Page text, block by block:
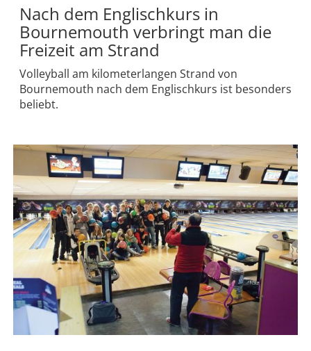
Nach dem Englischkurs in
Bournemouth verbringt man die
Freizeit am Strand
Volleyball am kilometerlangen Strand von
Bournemouth nach dem Englischkurs ist besonders
beliebt.